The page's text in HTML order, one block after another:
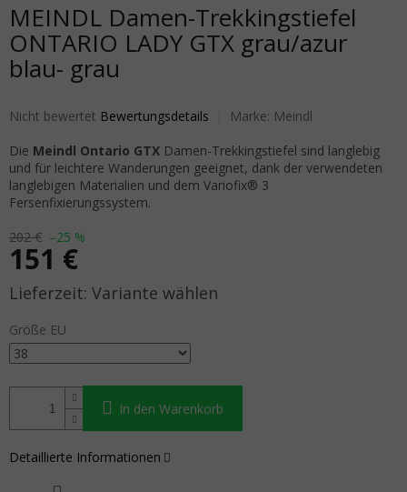
MEINDL Damen-Trekkingstiefel
ONTARIO LADY GTX grau/azur
blau- grau
Die durchschnittliche Produktbewertung ist 0,0 von 5 Sternen.
Nicht bewertet Bewertungsdetails Marke: Meindl
202 € –25 %
151 €
Verkaufspreis: Variante wählen
Größe EU
In den Warenkorb
Die Meindl Ontario GTX Damen-Trekkingstiefel sind langlebig
und für leichtere Wanderungen geeignet, dank der verwendeten
langlebigen Materialien und dem Variofix® 3
Fersenfixierungssystem.
Detaillierte Informationen